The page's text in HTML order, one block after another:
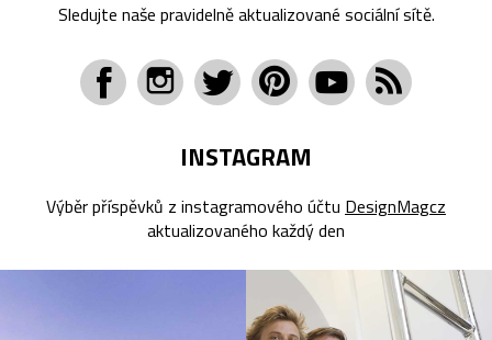
Sledujte naše pravidelně aktualizované sociální sítě.
INSTAGRAM
Výběr příspěvků z instagramového účtu DesignMagcz
aktualizovaného každý den